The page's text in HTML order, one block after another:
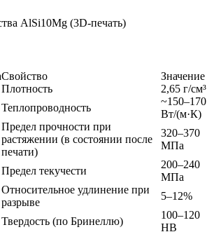
AlSi10Mg (3D-печать)
Свойство
Значение
Плотность
2,65 г/см³
Теплопроводность
~150–170
Вт/(м·К)
Предел прочности при
растяжении (в состоянии после
печати)
320–370
МПа
Предел текучести
200–240
МПа
Относительное удлинение при
разрыве
5–12%
Твердость (по Бринеллю)
100–120
HB